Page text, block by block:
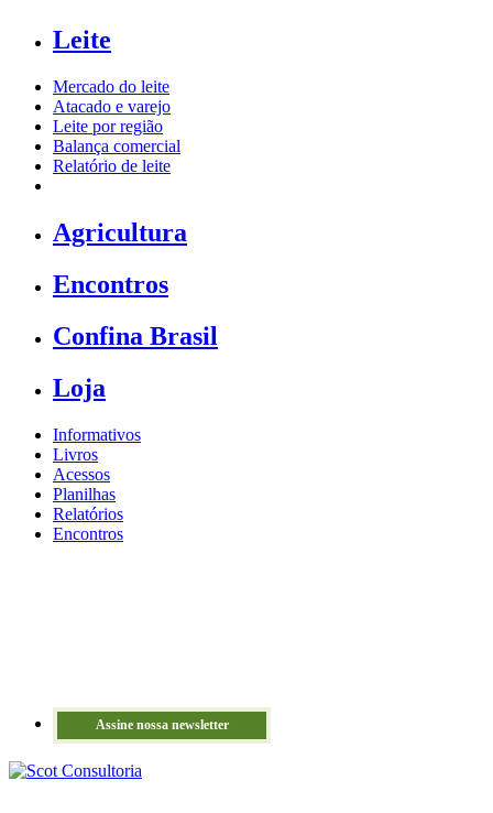
Leite
Mercado do leite
Atacado e varejo
Leite por região
Balança comercial
Relatório de leite
Agricultura
Encontros
Confina Brasil
Loja
Informativos
Livros
Acessos
Planilhas
Relatórios
Encontros
Assine nossa newsletter